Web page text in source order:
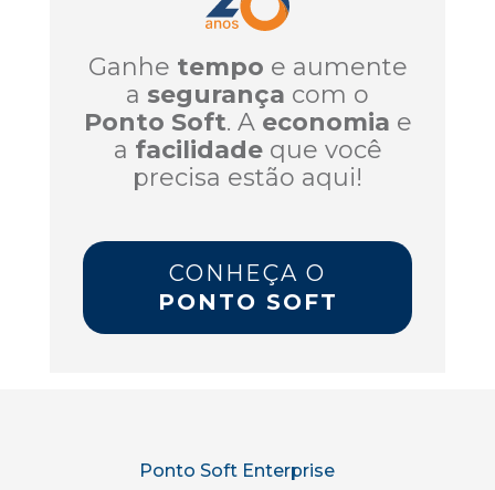
Ganhe tempo e aumente
a segurança com o
Ponto Soft. A economia e
a facilidadeque você
precisa estão aqui!
CONHEÇA O
PONTO SOFT
Ponto Soft Enterprise